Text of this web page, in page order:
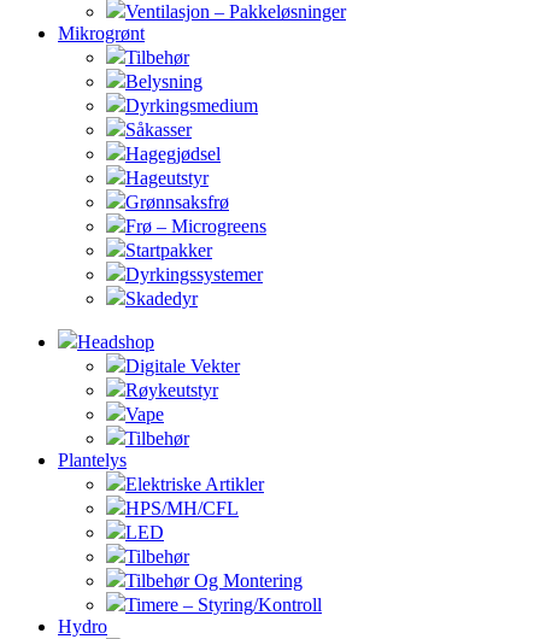
Ventilasjon – Pakkeløsninger
Mikrogrønt
Tilbehør
Belysning
Dyrkingsmedium
Såkasser
Hagegjødsel
Hageutstyr
Grønnsaksfrø
Frø – Microgreens
Startpakker
Dyrkingssystemer
Skadedyr
Headshop
Digitale Vekter
Røykeutstyr
Vape
Tilbehør
Plantelys
Elektriske Artikler
HPS/MH/CFL
LED
Tilbehør
Tilbehør Og Montering
Timere – Styring/Kontroll
Hydro